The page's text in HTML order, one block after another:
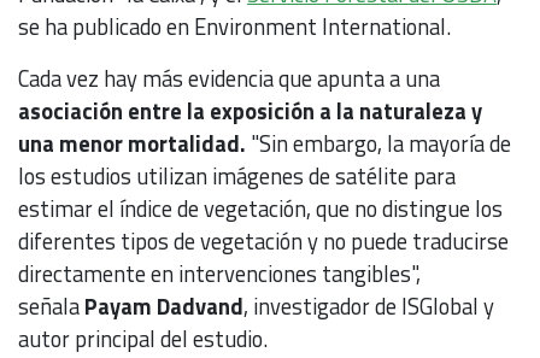
se ha publicado en Environment International.
Cada vez hay más evidencia que apunta a una
asociación entre la exposición a la naturaleza y
una menor mortalidad. "Sin embargo, la mayoría de
los estudios utilizan imágenes de satélite para
estimar el índice de vegetación, que no distingue los
diferentes tipos de vegetación y no puede traducirse
directamente en intervenciones tangibles",
señalaPayam Dadvand, investigador de ISGlobal y
autor principal del estudio.